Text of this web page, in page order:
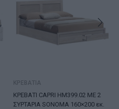
ΚΡΕΒΑΤΙΑ
ΚΡΕΒΑΤΙ CAPRI HM399.02 ΜΕ 2
ΣΥΡΤΑΡΙΑ SONOMA 160×200 εκ.